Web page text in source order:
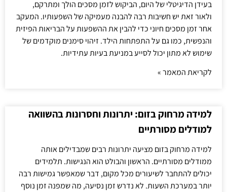
בעידן הדיגיטלי של היום, הביקוש לזמן מסכים הולך ומתרקם,
ולאור זאת יש חשיבות רבה להבנה מעמיקה של השפעותיו. המעקב
אחר זמן מסכים חיוני כדי להבין את ההשפעות על הבריאות הפיזית
והנפשית, כמו גם על התפתחות הילד. זיהוי סימנים מוקדמים של
שימוש לא מתון יכול לסייע במניעת בעיות עתידיות.
לקריאת המאמר »
למידה מרחוק בזום: יתרונות וחסרונות בהשוואה
למודלים מסורתיים
למידה מרחוק בזום מציעה יתרונות רבים שמבדילים אותה
ממודלים מסורתיים. הראשון והבולט הוא הנגישות. תלמידים
יכולים להתחבר לשיעורים מכל מקום, דבר שמאפשר גמישות רבה
יותר במערכת השעות. לא נדרש זמן נסיעה, מה שמפנה זמן נוסף